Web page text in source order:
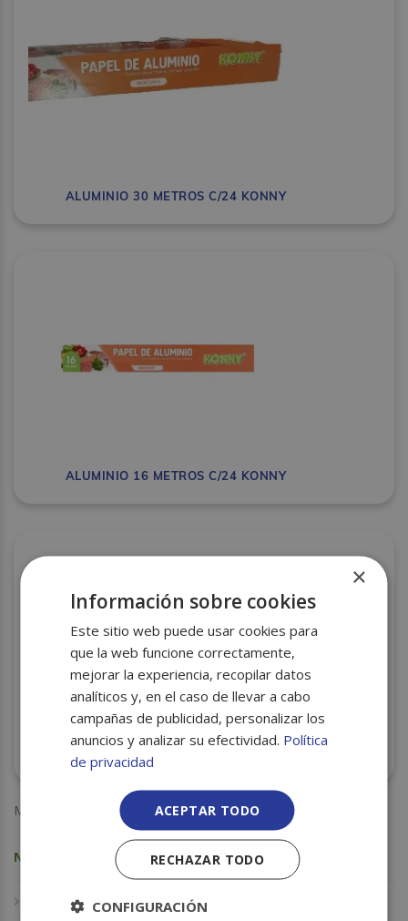
ALUMINIO 30 METROS C/24 KONNY
ALUMINIO 16 METROS C/24 KONNY
ALUMINIO 29X300 C/6 ECO
Mostrando los 5 resultados
NUESTRO CATÁLOGO
Bolsas
×
Información sobre cookies
Este sitio web puede usar cookies para
que la web funcione correctamente,
mejorar la experiencia, recopilar datos
analíticos y, en el caso de llevar a cabo
campañas de publicidad, personalizar los
anuncios y analizar su efectividad. Política
de privacidad
ACEPTAR TODO
RECHAZAR TODO
CONFIGURACIÓN